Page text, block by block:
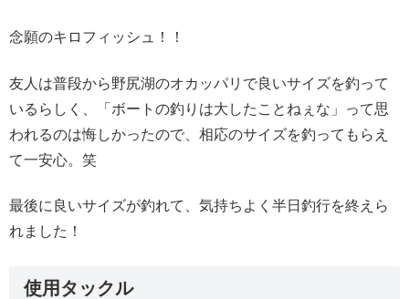
念願のキロフィッシュ！！
友人は普段から野尻湖のオカッパリで良いサイズを釣って
いるらしく、「ボートの釣りは大したことねぇな」って思
われるのは悔しかったので、相応のサイズを釣ってもらえ
て一安心。笑
最後に良いサイズが釣れて、気持ちよく半日釣行を終えら
れました！
使用タックル